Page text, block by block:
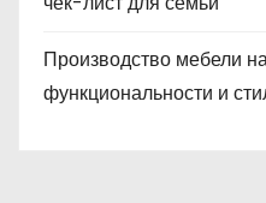
Производство мебели
функциональности и